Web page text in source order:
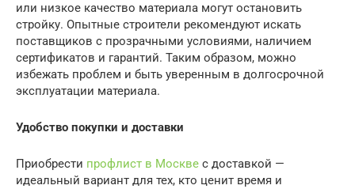
или низкое качество материала могут остановить
стройку. Опытные строители рекомендуют искать
поставщиков с прозрачными условиями, наличием
сертификатов и гарантий. Таким образом, можно
избежать проблем и быть уверенным в долгосрочной
эксплуатации материала.
Удобство покупки и доставки
Приобрести профлист в Москве с доставкой —
идеальный вариант для тех, кто ценит время и